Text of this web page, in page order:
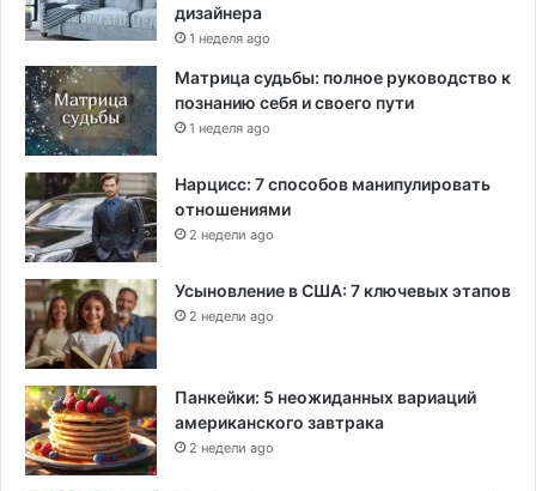
дизайнера
1 неделя ago
Матрица судьбы: полное руководство к
познанию себя и своего пути
1 неделя ago
Нарцисс: 7 способов манипулировать
отношениями
2 недели ago
Усыновление в США: 7 ключевых этапов
2 недели ago
Панкейки: 5 неожиданных вариаций
американского завтрака
2 недели ago